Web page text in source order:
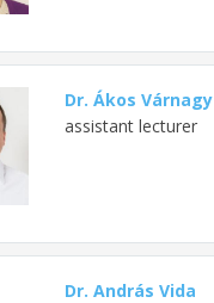
Dr. Ákos Várnagy
assistant lecturer
Dr. András Vida